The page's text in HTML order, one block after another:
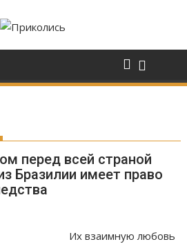
перед всей страной
Бразилии имеет право
Их взаимную любовь